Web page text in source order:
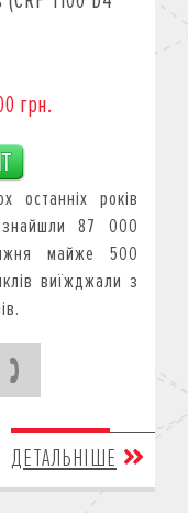
грн.
останніх років
знайшли 87 000
майже 500
виїжджали з
ДЕТАЛЬНІШЕ